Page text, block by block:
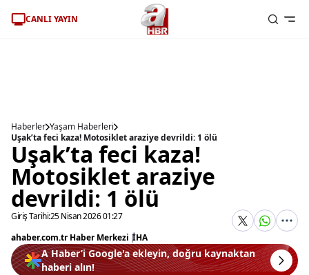
CANLI YAYIN
Haberler Yaşam Haberleri
Uşak’ta feci kaza! Motosiklet araziye devrildi: 1 ölü
Uşak’ta feci kaza!
Motosiklet araziye
devrildi: 1 ölü
Giriş Tarihi:25 Nisan 2026 01:27
ahaber.com.tr Haber Merkezi |İHA
A Haber’i Google'a ekleyin, doğru kaynaktan
haberi alın!